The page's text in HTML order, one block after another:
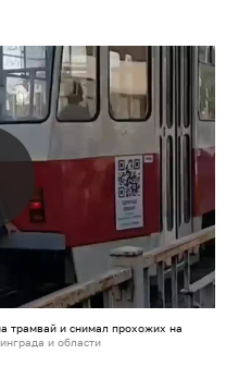
трамвай и снимал прохожих на
и области